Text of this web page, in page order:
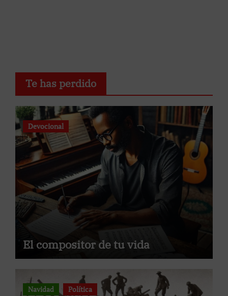
Te has perdido
Devocional
El compositor de tu vida
Navidad Política